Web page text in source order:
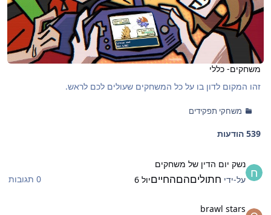
משחקים- כללי
זהו המקום לדון בו על כל המשחקים שעולים לכם לראש.
משחקי תפקידים
539 הודעות
נשק יום הדין של משחקים
על-ידי חתוליםהםהחייםיול 6
0 תגובות
brawl stars